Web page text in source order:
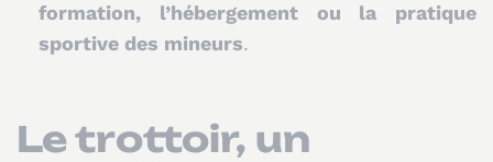
formation, l’hébergement ou la pratique
sportive des mineurs.
Le trottoir, un